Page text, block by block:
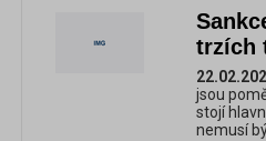
trzích
jsou
stojí
nemusí